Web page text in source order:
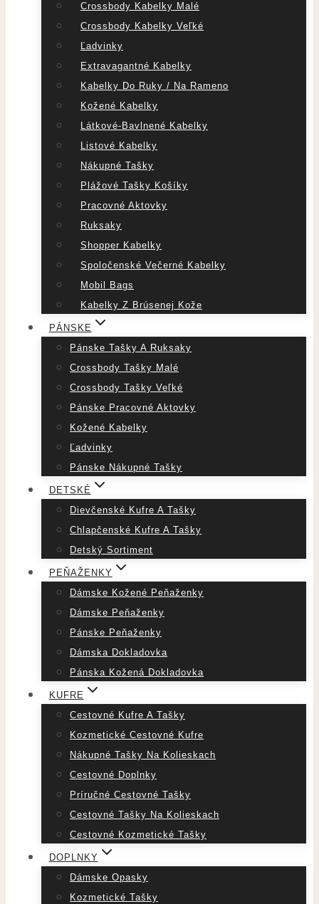
Crossbody Kabelky Malé
Crossbody Kabelky Veľké
Ľadvinky
Extravagantné Kabelky
Kabelky Do Ruky / Na Rameno
Kožené Kabelky
Látkové-Bavlnené Kabelky
Listové Kabelky
Nákupné Tašky
Plážové Tašky Košíky
Pracovné Aktovky
Ruksaky
Shopper Kabelky
Spoločenské Večerné Kabelky
Mobil Bags
Kabelky Z Brúsenej Kože
PÁNSKE
Pánske Tašky A Ruksaky
Crossbody Tašky Malé
Crossbody Tašky Veľké
Pánske Pracovné Aktovky
Kožené Kabelky
Ľadvinky
Pánske Nákupné Tašky
DETSKÉ
Dievčenské Kufre A Tašky
Chlapčenské Kufre A Tašky
Detský Sortiment
PEŇAŽENKY
Dámske Kožené Peňaženky
Dámske Peňaženky
Pánske Peňaženky
Dámska Dokladovka
Pánska Kožená Dokladovka
KUFRE
Cestovné Kufre A Tašky
Kozmetické Cestovné Kufre
Nákupné Tašky Na Kolieskach
Cestovné Doplnky
Príručné Cestovné Tašky
Cestovné Tašky Na Kolieskach
Cestovné Kozmetické Tašky
DOPLNKY
Dámske Opasky
Kozmetické Tašky